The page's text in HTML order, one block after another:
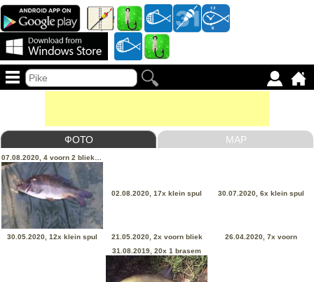
ФОТО MAP
02.08.2020, 17x klein spul 30.07.2020, 6x klein spul
30.05.2020, 12x klein spul 21.05.2020, 2x voorn bliek 26.04.2020, 7x voorn
31.08.2019, 20x 1 brasem